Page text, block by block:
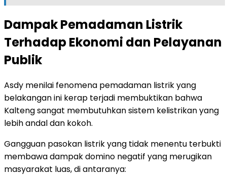
Dampak Pemadaman Listrik
Terhadap Ekonomi dan Pelayanan
Publik
Asdy menilai fenomena pemadaman listrik yang
belakangan ini kerap terjadi membuktikan bahwa
Kalteng sangat membutuhkan sistem kelistrikan yang
lebih andal dan kokoh.
Gangguan pasokan listrik yang tidak menentu terbukti
membawa dampak domino negatif yang merugikan
masyarakat luas, di antaranya: